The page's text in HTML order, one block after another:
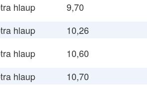
hlaup
9,70
hlaup
10,26
hlaup
10,60
hlaup
10,70